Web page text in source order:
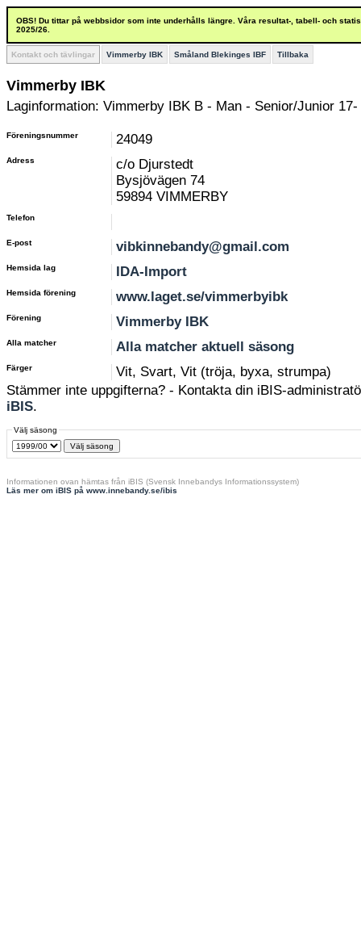
OBS! Du tittar på webbsidor som inte underhålls längre. Våra resultat-, tabell- och
2025/26.
Kontakt och tävlingar Vimmerby IBK Småland Blekinges IBF Tillbaka
Vimmerby IBK
Laginformation: Vimmerby IBK B - Man - Senior/Junior 17-
Föreningsnummer 24049
Adress
c/o Djurstedt
Bysjövägen 74
59894 VIMMERBY
Telefon
E-post vibkinnebandy@gmail.com
Hemsida lag IDA-Import
Hemsida förening www.laget.se/vimmerbyibk
Förening Vimmerby IBK
Alla matcher Alla matcher aktuell säsong
Färger
Vit, Svart, Vit (tröja, byxa, strumpa)
Stämmer inte uppgifterna? - Kontakta din iBIS-
iBIS.
Välj säsong
Informationen ovan hämtas från iBIS (Svensk Innebandys Informationssystem)
Läs mer om iBIS på www.innebandy.se/ibis